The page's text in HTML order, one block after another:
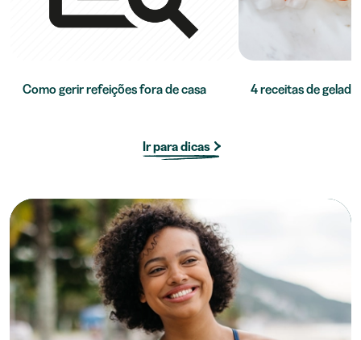
Como gerir refeições fora de casa 4 receitas de
Ir para dicas